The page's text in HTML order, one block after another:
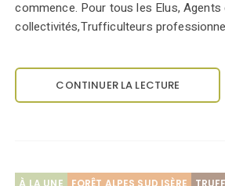
commence. Pour tous les Elus, Agents
collectivités,Trufficulteurs
CONTINUER LA LECTURE
À LA UNE FORÊT ALPES SUD ISÈRE